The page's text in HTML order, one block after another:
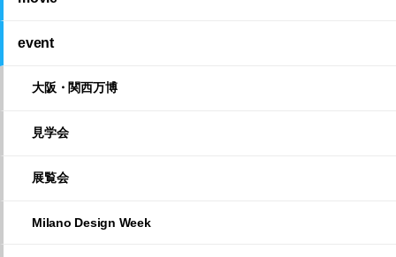
event
大阪・関西万博
見学会
展覧会
Milano Design Week